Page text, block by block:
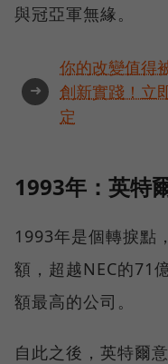
與冠亞軍無緣。
➜
你的改變值得
創新實踐！立
定
1993年：英特
1993年是個轉捩點
額，超越NEC的71
額最高的公司。
自此之後，英特爾